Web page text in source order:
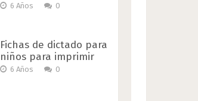
6 Años 0
Fichas de dictado para
niños para imprimir
6 Años 0